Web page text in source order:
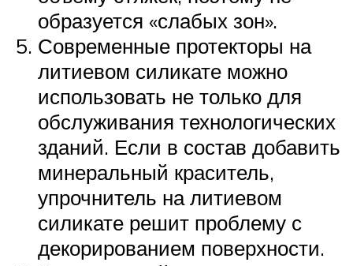
образуется «слабых зон».
Современные протекторы на
литиевом силикате можно
использовать не только для
обслуживания технологических
зданий. Если в состав добавить
минеральный краситель,
упрочнитель на литиевом
силикате решит проблему с
декорированием поверхности.